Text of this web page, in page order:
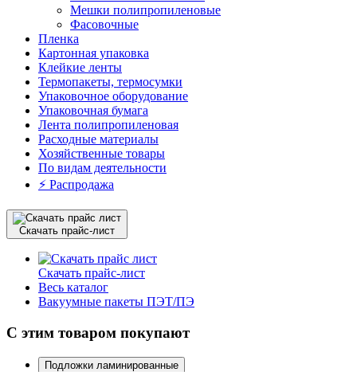
Мешки полипропиленовые
Фасовочные
Пленка
Картонная упаковка
Клейкие ленты
Термопакеты, термосумки
Упаковочное оборудование
Упаковочная бумага
Лента полипропиленовая
Расходные материалы
Хозяйственные товары
По видам деятельности
⚡️ Распродажа
Скачать прайс-лист
Скачать прайс-лист
Весь каталог
Вакуумные пакеты ПЭТ/ПЭ
С этим товаром покупают
Подложки ламинированные